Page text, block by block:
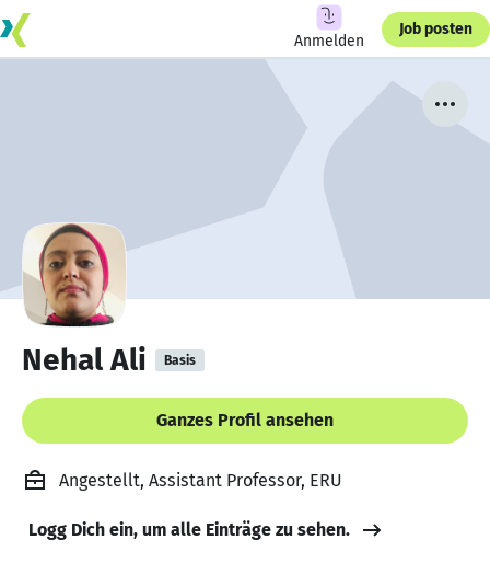
Anmelden
Job posten
Nehal Ali Basis
Ganzes Profil ansehen
Angestellt, Assistant Professor, ERU
Logg Dich ein, um alle Einträge zu sehen.